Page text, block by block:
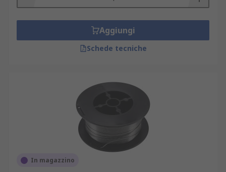
Aggiungi
Schede tecniche
In magazzino